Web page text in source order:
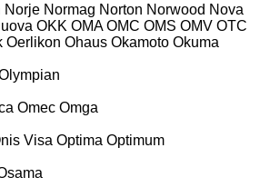
Norje Normag Norton Norwood Nova
OKK OMA OMC OMS OMV OTC
Oerlikon Ohaus Okamoto Okuma
Omec Omga
Visa Optima Optimum